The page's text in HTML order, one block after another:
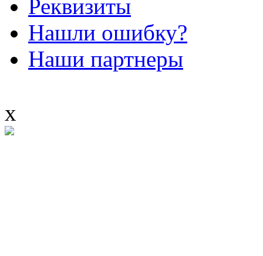
Реквизиты
Нашли ошибку?
Наши партнеры
x